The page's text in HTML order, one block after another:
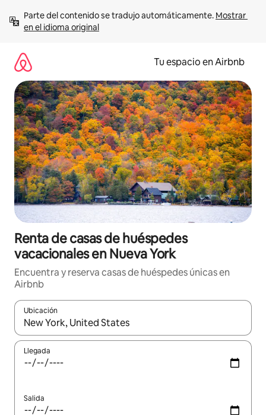
contenido
Parte del contenido se tradujo automáticamente. Mostrar
en el idioma original
Tu espacio en Airbnb
Renta de casas de huéspedes
vacacionales en Nueva York
Encuentra y reserva casas de huéspedes únicas en
Airbnb
Ubicación
Cuando los resultados estén disponibles, podrás navegar
Llegada
Salida